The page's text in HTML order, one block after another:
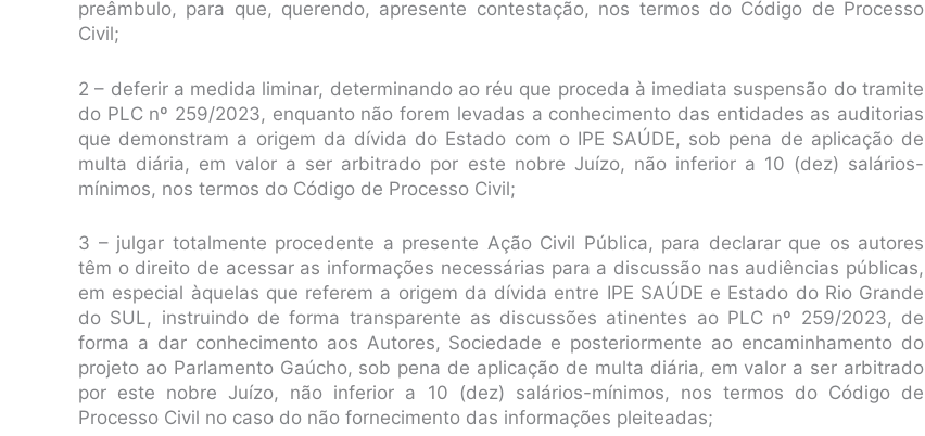
preâmbulo, para que, querendo, apresente contestação, nos termos do Código de Processo
Civil;
2 – deferir a medida liminar, determinando ao réu que proceda à imediata suspensão do tramite
do PLC nº 259/2023, enquanto não forem levadas a conhecimento das entidades as auditorias
que demonstram a origem da dívida do Estado com o IPE SAÚDE, sob pena de aplicação de
multa diária, em valor a ser arbitrado por este nobre Juízo, não inferior a 10 (dez) salários-
mínimos, nos termos do Código de Processo Civil;
3 – julgar totalmente procedente a presente Ação Civil Pública, para declarar que os autores
têm o direito de acessar as informações necessárias para a discussão nas audiências públicas,
em especial àquelas que referem a origem da dívida entre IPE SAÚDE e Estado do Rio Grande
do SUL, instruindo de forma transparente as discussões atinentes ao PLC nº 259/2023, de
forma a dar conhecimento aos Autores, Sociedade e posteriormente ao encaminhamento do
projeto ao Parlamento Gaúcho, sob pena de aplicação de multa diária, em valor a ser arbitrado
por este nobre Juízo, não inferior a 10 (dez) salários-mínimos, nos termos do Código de
Processo Civil no caso do não fornecimento das informações pleiteadas;